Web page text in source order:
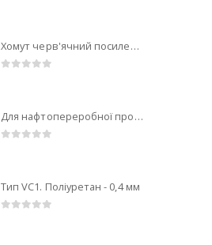
Хомут черв'ячний посилений
Для нафтопереробної промисловості
Тип VС1. Поліуретан - 0,4 мм